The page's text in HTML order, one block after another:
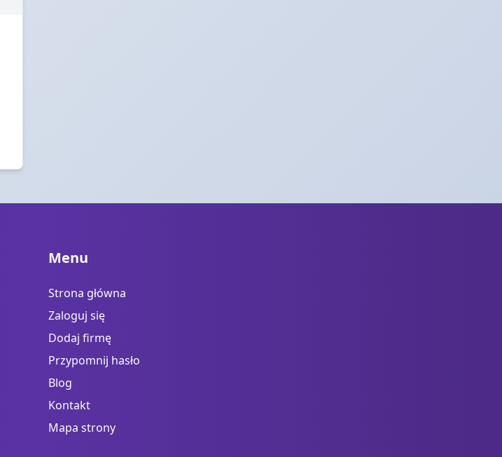
Menu
Strona główna
Zaloguj się
Dodaj firmę
Przypomnij hasło
Blog
Kontakt
Mapa strony